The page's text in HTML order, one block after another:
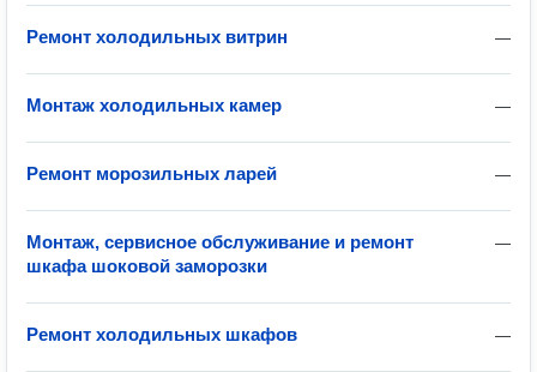
—
Ремонт холодильных витрин
—
Монтаж холодильных камер
—
Ремонт морозильных ларей
—
Монтаж, сервисное обслуживание и ремонт
шкафа шоковой заморозки
—
Ремонт холодильных шкафов